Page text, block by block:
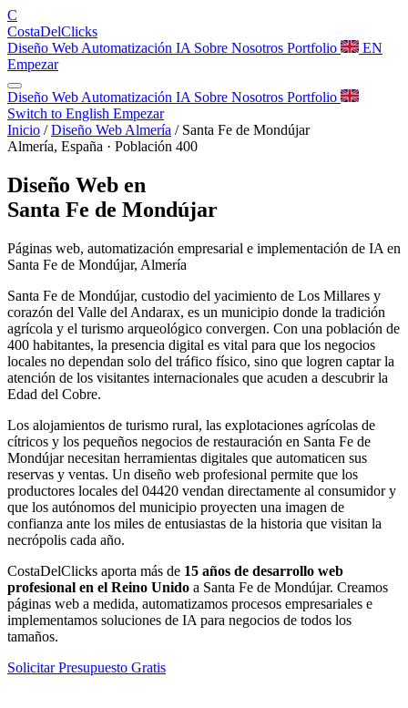
C
CostaDelClicks
Diseño Web Automatización IA Sobre Nosotros Portfolio
EN
Empezar
Diseño Web Automatización IA Sobre Nosotros Portfolio
Switch to English Empezar
Inicio / Diseño Web Almería / Santa Fe de Mondújar
Almería, España · Población 400
Diseño Web en
Santa Fe de Mondújar
Páginas web, automatización empresarial e implementación de IA en
Santa Fe de Mondújar, Almería
Santa Fe de Mondújar, custodio del yacimiento de Los Millares y
corazón del Valle del Andarax, es un municipio donde la tradición
agrícola y el turismo arqueológico convergen. Con una población de
400 habitantes, la presencia digital es vital para que los negocios
locales no dependan solo del tráfico físico, sino que logren captar la
atención de los visitantes internacionales que acuden a descubrir la
Edad del Cobre.
Los alojamientos de turismo rural, las explotaciones agrícolas de
cítricos y los pequeños negocios de restauración en Santa Fe de
Mondújar necesitan herramientas digitales que automaticen sus
reservas y ventas. Un diseño web profesional permite que los
productores locales del 04420 vendan directamente al consumidor y
que los autónomos del municipio proyecten una imagen de
confianza ante los miles de entusiastas de la historia que visitan la
necrópolis cada año.
CostaDelClicks aporta más de 15 años de desarrollo web
profesional en el Reino Unido a Santa Fe de Mondújar. Creamos
páginas web a medida, automatizamos procesos empresariales e
implementamos soluciones de IA para negocios de todos los
tamaños.
Solicitar Presupuesto Gratis